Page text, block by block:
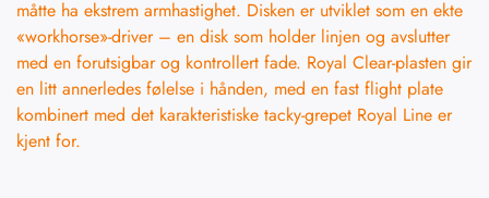
måtte ha ekstrem armhastighet. Disken er utviklet som en ekte
«workhorse»-driver – en disk som holder linjen og avslutter
med en forutsigbar og kontrollert fade. Royal Clear-plasten gir
en litt annerledes følelse i hånden, med en fast flight plate
kombinert med det karakteristiske tacky-grepet Royal Line er
kjent for.